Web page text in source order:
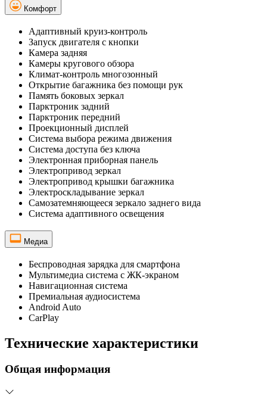
Комфорт
Адаптивный круиз-контроль
Запуск двигателя с кнопки
Камера задняя
Камеры кругового обзора
Климат-контроль многозонный
Открытие багажника без помощи рук
Память боковых зеркал
Парктроник задний
Парктроник передний
Проекционный дисплей
Система выбора режима движения
Система доступа без ключа
Электронная приборная панель
Электропривод зеркал
Электропривод крышки багажника
Электроскладывание зеркал
Самозатемняющееся зеркало заднего вида
Система адаптивного освещения
Медиа
Беспроводная зарядка для смартфона
Мультимедиа система с ЖК-экраном
Навигационная система
Премиальная аудиосистема
Android Auto
CarPlay
Технические характеристики
Общая информация